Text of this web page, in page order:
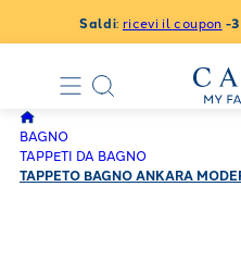
Saldi: ricevi il coupon -
BAGNO
TAPPETI DA BAGNO
TAPPETO BAGNO ANKARA